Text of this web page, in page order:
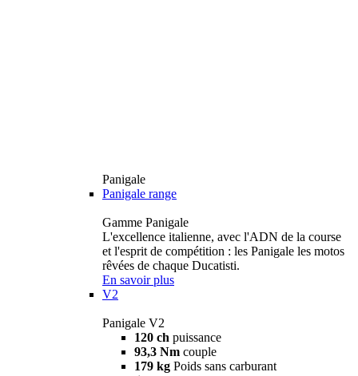
Panigale
Panigale range
Gamme Panigale
L'excellence italienne, avec l'ADN de la course
et l'esprit de compétition : les Panigale les motos
rêvées de chaque Ducatisti.
En savoir plus
V2
Panigale V2
120 ch puissance
93,3 Nm couple
179 kg Poids sans carburant